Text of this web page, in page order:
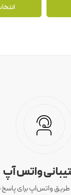
واتس آپ
واتس‌اپ برای پاسخ